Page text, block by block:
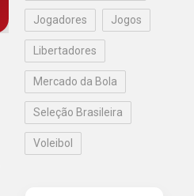
Jogadores Jogos
Libertadores
Mercado da Bola
Seleção Brasileira
Voleibol